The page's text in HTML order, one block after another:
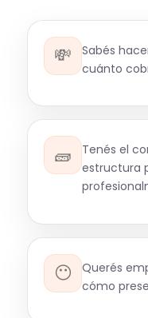
💸
Sabés
cuánto
🧱
Tenés el
estructura
😶
Querés
cómo